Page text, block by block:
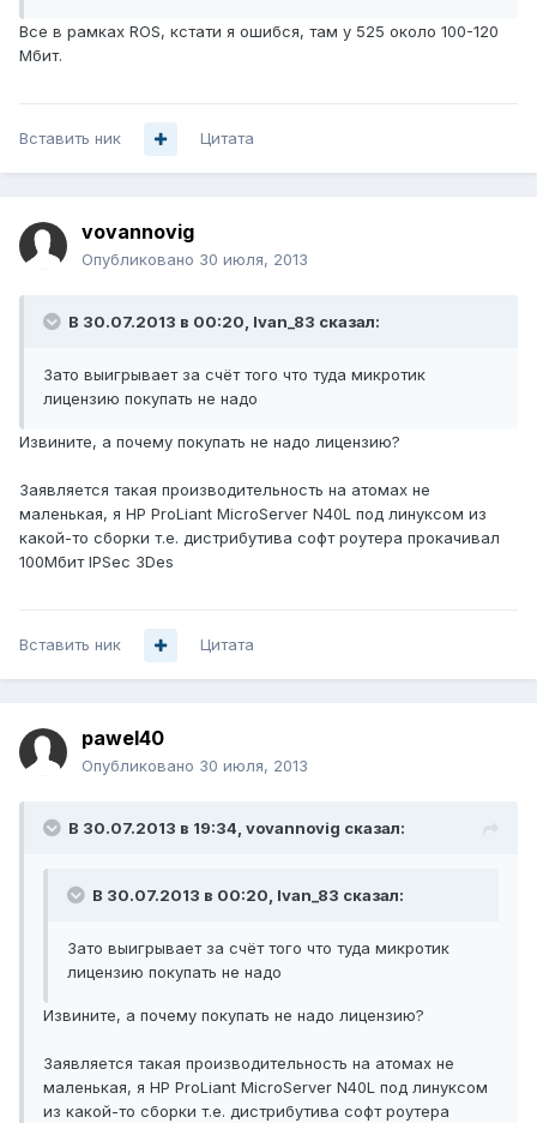
Все в рамках ROS, кстати я ошибся, там у 525 около 100-120
Мбит.
Вставить ник Цитата
vovannovig
Опубликовано 30 июля, 2013
В 30.07.2013 в 00:20, Ivan_83 сказал:
Зато выигрывает за счёт того что туда микротик
лицензию покупать не надо
Извините, а почему покупать не надо лицензию?
Заявляется такая производительность на атомах не
маленькая, я HP ProLiant MicroServer N40L под линуксом из
какой-то сборки т.е. дистрибутива софт роутера прокачивал
100Мбит IPSec 3Des
Вставить ник Цитата
pawel40
Опубликовано 30 июля, 2013
В 30.07.2013 в 19:34, vovannovig сказал:
В 30.07.2013 в 00:20, Ivan_83 сказал:
Зато выигрывает за счёт того что туда микротик
лицензию покупать не надо
Извините, а почему покупать не надо лицензию?
Заявляется такая производительность на атомах не
маленькая, я HP ProLiant MicroServer N40L под линуксом
из какой-то сборки т.е. дистрибутива софт роутера